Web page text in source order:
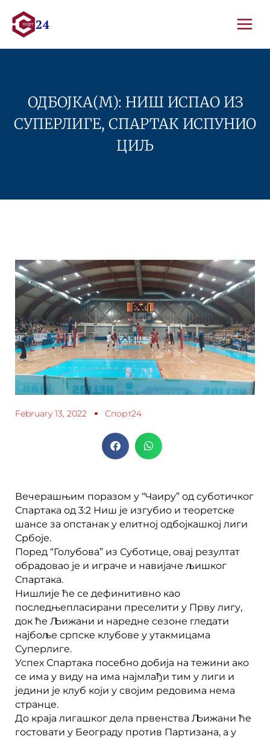
content
ОДБОЈКА(М): НИШ ИСПАО ИЗ
СУПЕРЛИГЕ, СПАРТАК ИСПУНИО
ЦИЉ
February 13, 2022 Спорт24
Вечерашњим поразом у “Чаиру” од суботичког
Спартака од 3:2 Ниш је изгубио и теоретске
шансе за опстанак у елитној одбојкашкој лиги
Србоје.
Поред “Голубова” из Суботице, овај резултат
обрадовао је и играче и навијаче љишког
Спартака.
Нишлије ће се дефинитивно као
последњепласирани преселити у Прву лигу,
док ће Љижани и наредне сезоне гледати
најбоље српске клубове у утакмицама
Суперлиге.
Успех Спартака посебно добија на тежини ако
се има у виду на има најмлађи тим у лиги и
једини је клуб који у својим редовима нема
странце.
До краја лигашког дела првенства Љижани ће
гостовати у Београду против Партизана, а у